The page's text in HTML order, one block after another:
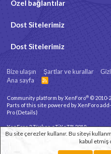
Özel bağlantılar
Dost Sitelerimiz
Dost Sitelerimiz
Bize ulaşın Şartlar ve kurallar
Ana sayfa
R
Community platform by XenForo® © 2010-
Parts of this site powered byXenForo
Pro (Details)
XenForo 2 Türkçe eTiKeT™ 2019
© by ©XenTR
Bu site çerezler kullanır. Bu siteyi
kabul etmiş